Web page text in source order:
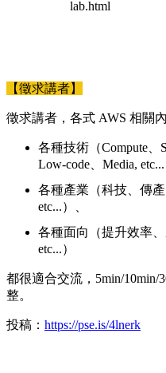
lab.html
【徵求講者】
徵求講者，各式 AWS 相關
各種技術（Compute、
Low-code、Media, etc...
各種產業（科技、傳
etc...）、
各種面向（提升效率
etc...）
都很適合交流，5min/10min/
整。
投稿： https://pse.is/4lnerk